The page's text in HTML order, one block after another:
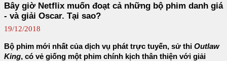
Bây giờ Netflix muốn đoạt cả những bộ phim danh giá
- và giải Oscar. Tại sao?
19/12/2018
Bộ phim mới nhất của dịch vụ phát trực tuyến, sử thi Outlaw
King, có vẻ giống một phim chính kịch thân thiện với giải